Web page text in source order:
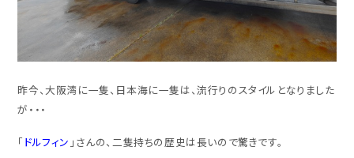
昨今、大阪湾に一隻、日本海に一隻は、流行りのスタイルとなりました
が・・・
「 ドルフィン 」さんの、二隻持ちの歴史は長いので驚きです。